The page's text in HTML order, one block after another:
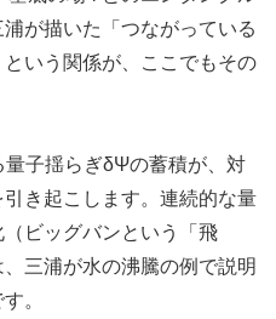
が描いた「つながっている
いう関係が、ここでもその
子揺らぎδΨの蓄積が、対
き起こします。連続的な量
ビッグバンという「飛
三浦が水の沸騰の例で説明
。